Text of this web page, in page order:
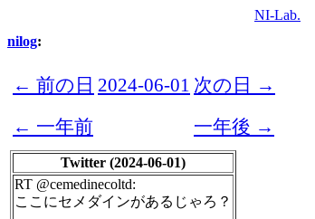
NI-Lab.
nilog:
← 前の日 2024-06-01 次の日 →
← 一年前
一年後 →
Twitter (2024-06-01)
RT @cemedinecoltd:
ここにセメダインがあるじゃろ？